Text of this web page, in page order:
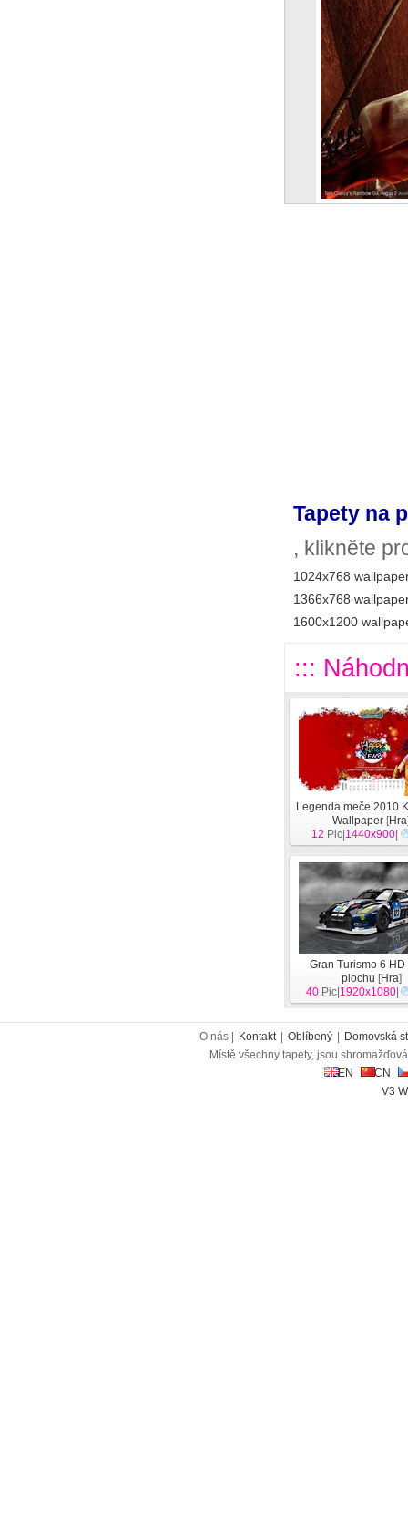
Tapety na
, klikněte
1024x768
1366x768
1600x1200
:::
Legenda meče 2010
Wallpaper [Hra
12 Pic| 1440x900
Gran Turismo 6
plochu [Hra]
40 Pic| 1920x1080
O nás | Kontakt Oblíbený
Domovská
Místě všechny tapety, jsou
EN
CN
V3